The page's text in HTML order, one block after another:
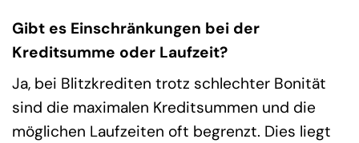
Gibt es Einschränkungen bei der
Kreditsumme oder Laufzeit?
Ja, bei Blitzkrediten trotz schlechter Bonität
sind die maximalen Kreditsummen und die
möglichen Laufzeiten oft begrenzt. Dies liegt